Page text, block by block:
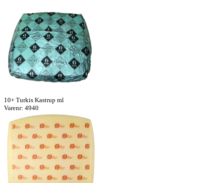
10+ Turkis Kastrup ml
Varenr: 4940